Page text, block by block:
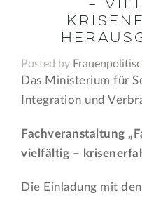
–
Posted by
Das Ministerium für
Integration und
Fachveranstaltung
vielfältig –
Die Einladung mit